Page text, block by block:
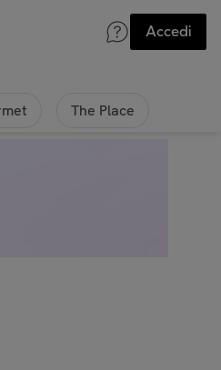
Accedi
The Place